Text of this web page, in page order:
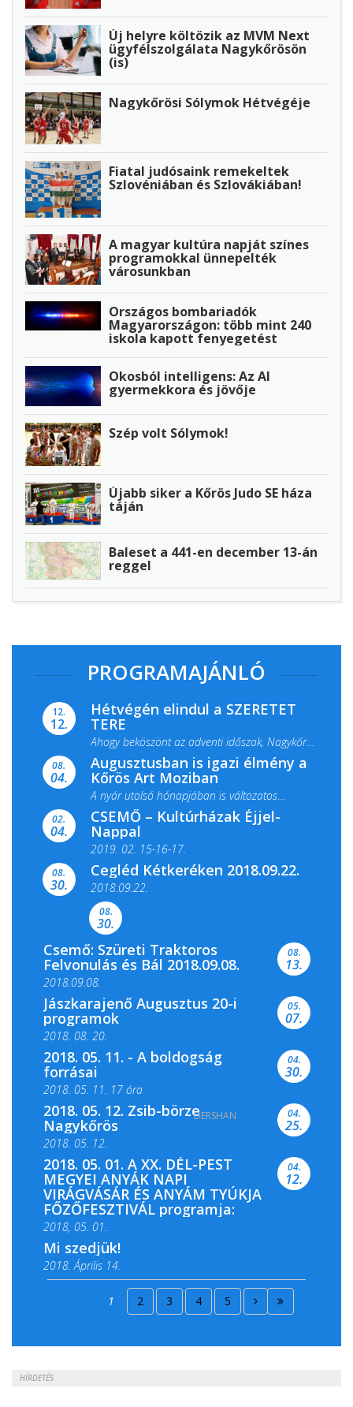
Új helyre költözik az MVM Next
ügyfélszolgálata Nagykőrösön
(is)
Nagykőrösi Sólymok Hétvégéje
Fiatal judósaink remekeltek
Szlovéniában és Szlovákiában!
A magyar kultúra napját színes
programokkal ünnepelték
városunkban
Országos bombariadók
Magyarországon: több mint 240
iskola kapott fenyegetést
Okosból intelligens: Az AI
gyermekkora és jövője
Szép volt Sólymok!
Újabb siker a Kőrös Judo SE háza
táján
Baleset a 441-en december 13-án
reggel
PROGRAMAJÁNLÓ
12.
12.
Hétvégén elindul a SZERETET
TERE
Ahogy beköszönt az adventi időszak, Nagykőrös
ismét megtelik ünnepi fénnyel és közös...
08.
04.
Augusztusban is igazi élmény a
Kőrös Art Moziban
A nyár utolsó hónapjában is változatos
filmkínálattal, családi...
02.
04.
CSEMŐ – Kultúrházak Éjjel-
Nappal
2019. 02. 15-16-17.
Színes és tartalmas programokkal várja a
Csemői Községi Könyvtár és...
08.
30.
Cegléd Kétkeréken 2018.09.22.
2018.09.22.
08.
30.
Csemő: Szüreti Traktoros
Felvonulás és Bál 2018.09.08.
2018.09.08.
08.
13.
Jászkarajenő Augusztus 20-i
programok
2018. 08. 20.
05.
07.
2018. 05. 11. - A boldogság
forrásai
2018. 05. 11. 17 óra
2018. 05. 11. 19 óra
04.
30.
2018. 05. 12. Zsib-börze
Nagykőrös
2018. 05. 12.
04.
25.
2018. 05. 01. A XX. DÉL-PEST
MEGYEI ANYÁK NAPI
VIRÁGVÁSÁR ÉS ANYÁM TYÚKJA
FŐZŐFESZTIVÁL programja:
2018, 05. 01.
04.
12.
Mi szedjük!
2018. Április 14.
2018. Április 15.
1 2 3 4 5
HÍRDETÉS
DERSHAN